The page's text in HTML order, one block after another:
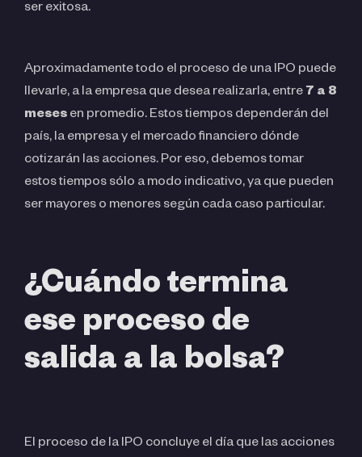
ser exitosa.
Aproximadamente todo el proceso de una IPO puede
llevarle, a la empresa que desea realizarla, entre 7 a 8
meses en promedio. Estos tiempos dependerán del
país, la empresa y el mercado financiero dónde
cotizarán las acciones. Por eso, debemos tomar
estos tiempos sólo a modo indicativo, ya que pueden
ser mayores o menores según cada caso particular.
¿Cuándo termina
ese proceso de
salida a la bolsa?
El proceso de la IPO concluye el día que las acciones